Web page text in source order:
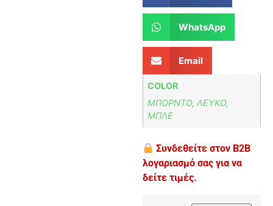
WhatsApp
Email
COLOR
ΜΠΟΡΝΤΟ, ΛΕΥΚΟ,
ΜΠΛΕ
Συνδεθείτε στον B2B
λογαριασμό σας για να
δείτε τιμές.